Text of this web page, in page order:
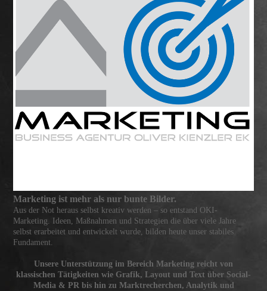
Marketing ist mehr als nur bunte Bilder.
Aus der Not heraus selbst kreativ werden – so entstand OKI-
Marketing. Ideen, Maßnahmen und Strategien die über viele Jahre
selbst erarbeitet und entwickelt wurde, bilden heute unser stabiles
Fundament.
Unsere Unterstützung im Bereich Marketing reicht von
klassischen Tätigkeiten wie Grafik, Layout und Text über Social-
Media & PR bis hin zu Marktrecherchen, Analytik und